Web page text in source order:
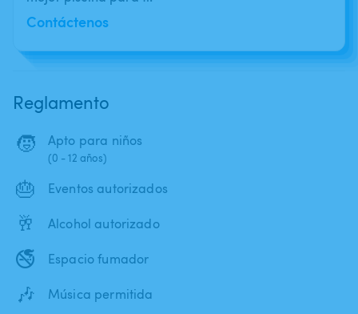
Contáctenos
Reglamento
🧒 Apto para niños
(0 - 12 años)
🎂 Eventos autorizados
🥂 Alcohol autorizado
🚭 Espacio fumador
🎶 Música permitida